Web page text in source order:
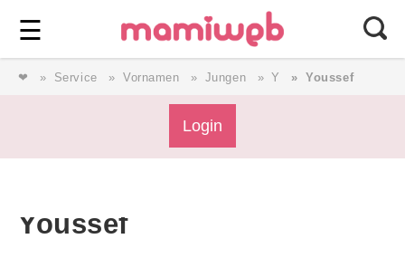
☰ ⎯ Wir lieben Familie ⎯
❤ Service Vornamen Jungen Y Youssef
Login
Youssef